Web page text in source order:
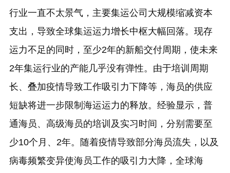
行业一直不太景气，主要集运公司大规模缩减资本
支出，导致全球集运运力增长中枢大幅回落。现存
运力不足的同时，至少2年的新船交付周期，使未来
2年集运行业的产能几乎没有弹性。由于培训周期
长、叠加疫情导致工作吸引力下降等，海员的供应
短缺将进一步限制海运运力的释放。经验显示，普
通海员、高级海员的培训及实习时间，分别需要至
少10个月、2年。随着疫情导致部分海员流失，以及
病毒频繁变异使海员工作的吸引力大降，全球海